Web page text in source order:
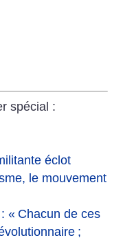
spécial :
éclot
le mouvement
« Chacun de ces
;